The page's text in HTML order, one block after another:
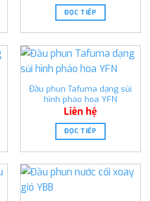
ĐỌC TIẾP
Đầu phun Tafuma dạng sủi
hình pháo hoa YFN
Liên hệ
ĐỌC TIẾP